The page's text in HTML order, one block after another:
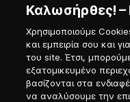
Καλωσήρθες! –
Χρησιμοποιούμε
και εμπειρία σου και
του site. Έτσι,
εξατομικευμένο
βασίζονται στα
να αναλύσουμε την